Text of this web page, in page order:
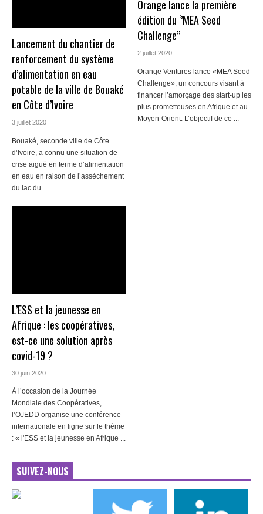
Lancement du chantier de
renforcement du système
d’alimentation en eau
potable de la ville de Bouaké
en Côte d’Ivoire
3 juillet 2020
Bouaké, seconde ville de Côte
d’Ivoire, a connu une situation de
crise aiguë en terme d’alimentation
en eau en raison de l’assèchement
du lac du ...
L’ESS et la jeunesse en
Afrique : les coopératives,
est-ce une solution après
covid-19 ?
30 juin 2020
À l’occasion de la Journée
Mondiale des Coopératives,
l’OJEDD organise une conférence
internationale en ligne sur le thème
: « l'ESS et la jeunesse en Afrique ...
Orange lance la première
édition du ‘’MEA Seed
Challenge’’
2 juillet 2020
Orange Ventures lance «MEA Seed
Challenge», un concours visant à
financer l’amorçage des start-up les
plus prometteuses en Afrique et au
Moyen-Orient. L’objectif de ce ...
SUIVEZ-NOUS